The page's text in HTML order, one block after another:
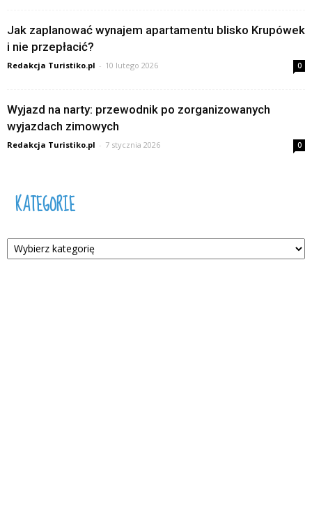
Jak zaplanować wynajem apartamentu blisko Krupówek
i nie przepłacić?
Redakcja Turistiko.pl - 10 lutego 2026 0
Wyjazd na narty: przewodnik po zorganizowanych
wyjazdach zimowych
Redakcja Turistiko.pl - 7 stycznia 2026 0
KATEGORIE
Kategorie